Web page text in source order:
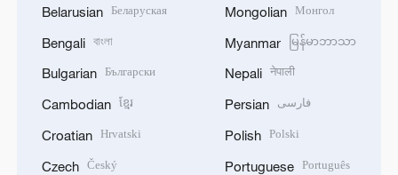
Belarusian Беларуская
Bengali বাংলা
Bulgarian Български
Cambodian ខ្មែរ
Croatian Hrvatski
Czech Český
Mongolian Монгол
Myanmar မြန်မာဘာသာ
Nepali नेपाली
Persian فارسی
Polish Polski
Portuguese Português